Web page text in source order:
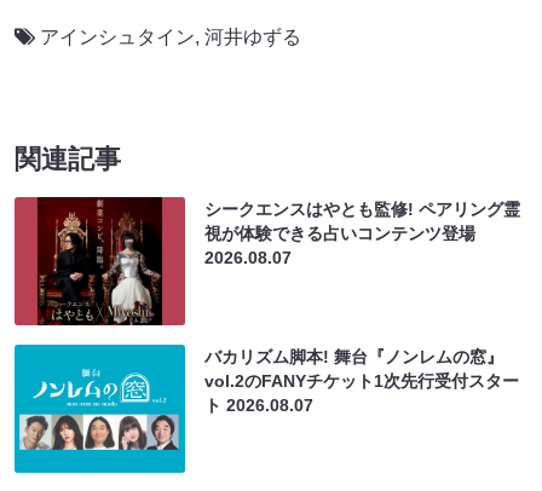
アインシュタイン, 河井ゆずる
関連記事
シークエンスはやとも監修! ペアリング霊
視が体験できる占いコンテンツ登場
2026.08.07
バカリズム脚本! 舞台『ノンレムの窓』
vol.2のFANYチケット1次先行受付スター
ト2026.08.07